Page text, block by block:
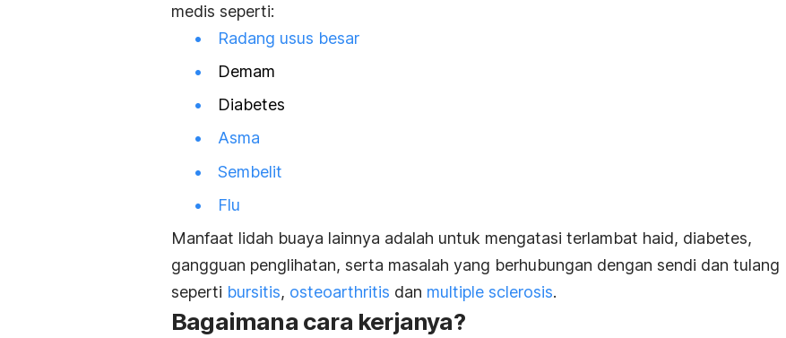
medis seperti:
Radang usus besar
Demam
Diabetes
Asma
Sembelit
Flu
Manfaat lidah buaya lainnya adalah untuk mengatasi terlambat haid, diabetes,
gangguan penglihatan, serta masalah yang berhubungan dengan sendi dan tulang
seperti bursitis, osteoarthritis dan multiple sclerosis.
Bagaimana cara kerjanya?